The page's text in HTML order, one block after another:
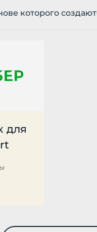
которого
для